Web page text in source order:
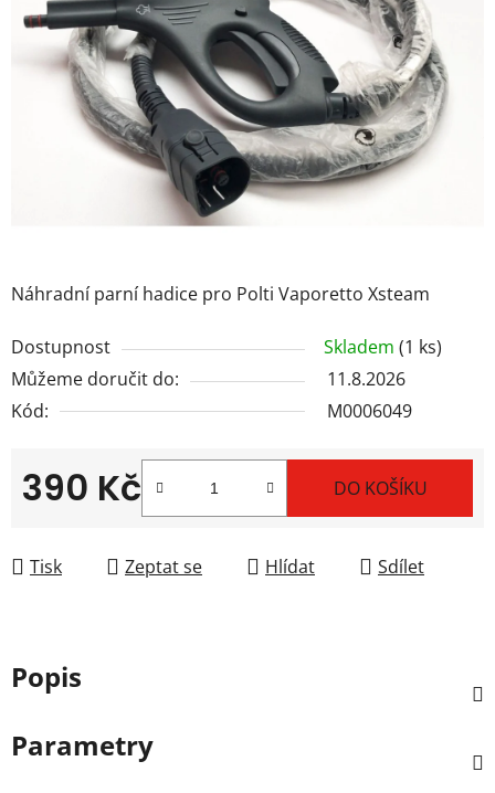
Náhradní parní hadice pro Polti Vaporetto Xsteam
Dostupnost Skladem (1 ks)
Můžeme doručit do:
11.8.2026
Kód:
M0006049
390 Kč DO KOŠÍKU
Tisk Zeptat se Hlídat Sdílet
hvězdiček.
Popis
Parametry